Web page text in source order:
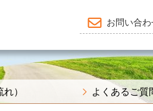
お問い合わ
） よくあるご質